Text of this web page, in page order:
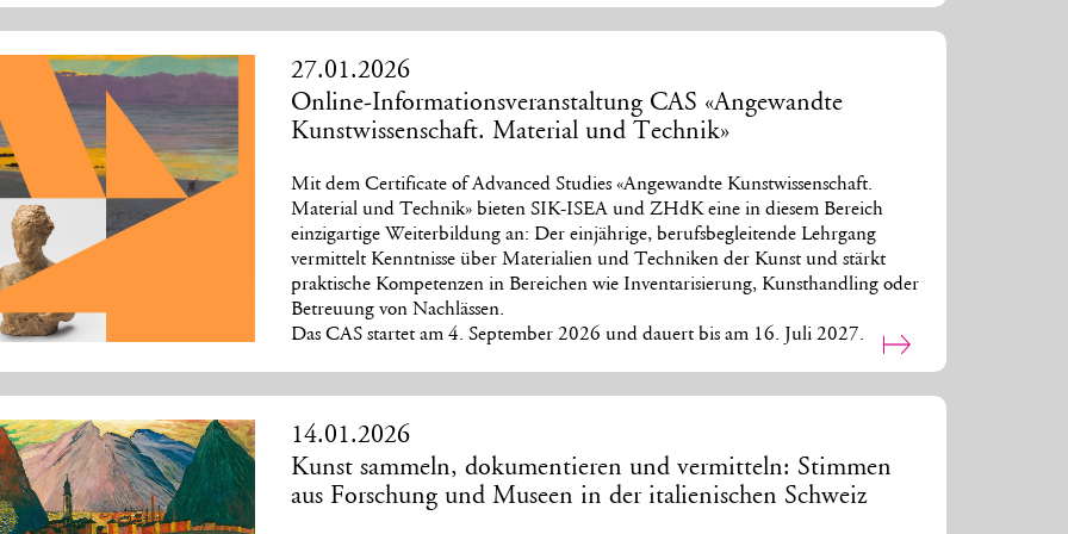
27.01.2026
Online-Informationsveranstaltung CAS «Angewandte
Kunstwissenschaft. Material und Technik»
Mit dem Certificate of Advanced Studies «Angewandte Kunstwissenschaft.
Material und Technik» bieten SIK-ISEA und ZHdK eine in diesem Bereich
einzigartige Weiterbildung an: Der einjährige, berufsbegleitende Lehrgang
vermittelt Kenntnisse über Materialien und Techniken der Kunst und stärkt
praktische Kompetenzen in Bereichen wie Inventarisierung, Kunsthandling oder
Betreuung von Nachlässen.
Das CAS startet am 4. September 2026 und dauert bis am 16. Juli 2027.
14.01.2026
Kunst sammeln, dokumentieren und vermitteln: Stimmen
aus Forschung und Museen in der italienischen Schweiz